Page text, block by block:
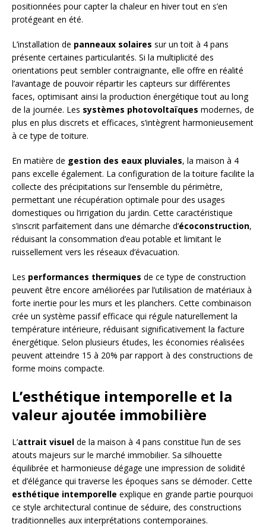
positionnées pour capter la chaleur en hiver tout en s’en
protégeant en été.
L’installation de panneaux solaires sur un toit à 4 pans
présente certaines particularités. Si la multiplicité des
orientations peut sembler contraignante, elle offre en réalité
l’avantage de pouvoir répartir les capteurs sur différentes
faces, optimisant ainsi la production énergétique tout au long
de la journée. Les systèmes photovoltaïques modernes, de
plus en plus discrets et efficaces, s’intègrent harmonieusement
à ce type de toiture.
En matière de gestion des eaux pluviales, la maison à 4
pans excelle également. La configuration de la toiture facilite la
collecte des précipitations sur l’ensemble du périmètre,
permettant une récupération optimale pour des usages
domestiques ou l’irrigation du jardin. Cette caractéristique
s’inscrit parfaitement dans une démarche d’écoconstruction,
réduisant la consommation d’eau potable et limitant le
ruissellement vers les réseaux d’évacuation.
Les performances thermiques de ce type de construction
peuvent être encore améliorées par l’utilisation de matériaux à
forte inertie pour les murs et les planchers. Cette combinaison
crée un système passif efficace qui régule naturellement la
température intérieure, réduisant significativement la facture
énergétique. Selon plusieurs études, les économies réalisées
peuvent atteindre 15 à 20% par rapport à des constructions de
forme moins compacte.
L’esthétique intemporelle et la
valeur ajoutée immobilière
L’attrait visuel de la maison à 4 pans constitue l’un de ses
atouts majeurs sur le marché immobilier. Sa silhouette
équilibrée et harmonieuse dégage une impression de solidité
et d’élégance qui traverse les époques sans se démoder. Cette
esthétique intemporelle explique en grande partie pourquoi
ce style architectural continue de séduire, des constructions
traditionnelles aux interprétations contemporaines.